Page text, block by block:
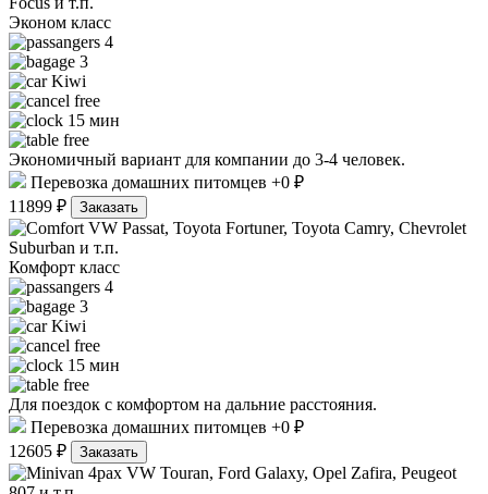
Эконом класс
4
3
Kiwi
free
15 мин
free
Экономичный вариант для компании до 3-4 человек.
Перевозка домашних питомцев +0 ₽
11899 ₽
Заказать
VW Passat, Toyota Fortuner, Toyota Camry, Chevrolet
Suburban и т.п.
Комфорт класс
4
3
Kiwi
free
15 мин
free
Для поездок с комфортом на дальние расстояния.
Перевозка домашних питомцев +0 ₽
12605 ₽
Заказать
VW Touran, Ford Galaxy, Opel Zafira, Peugeot